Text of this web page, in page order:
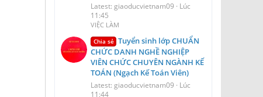
Latest: giaoducvietnam09
Lúc
11:45
VIỆC LÀM
Chia sẻ Tuyển sinh lớp CHUẨN
CHỨC DANH NGHỀ NGHIỆP
VIÊN CHỨC CHUYÊN NGÀNH KẾ
TOÁN (Ngạch Kế Toán Viên)
Latest: giaoducvietnam09
Lúc
11:44